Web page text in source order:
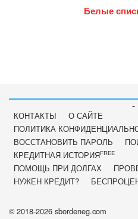
Белые
-
КОНТАКТЫ
О САЙТЕ
ПОЛИТИКА
ВОССТАНОВИТЬ ПАРОЛЬ
КРЕДИТНАЯ ИСТОРИЯFREE
ПОМОЩЬ ПРИ ДОЛГАХ
НУЖЕН КРЕДИТ?
© 2018-2026 sbordeneg.com